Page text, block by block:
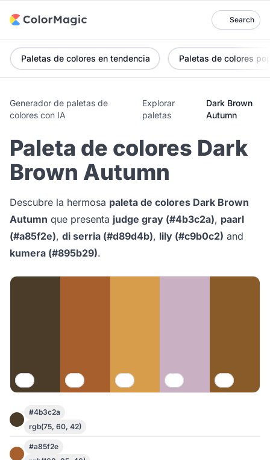
Search
Paletas de colores en tendencia Paletas de colores
Generador de paletas de
colores con IA
Explorar
paletas
Dark Brown
Autumn
Paleta de colores Dark
Brown Autumn
Descubre la hermosa paleta de colores Dark Brown
Autumn que presenta judge gray (#4b3c2a), paarl
(#a85f2e), di serria (#d89d4b), lily (#c9b0c2) and
kumera (#895b29).
#4b3c2a
rgb(75, 60, 42)
#a85f2e